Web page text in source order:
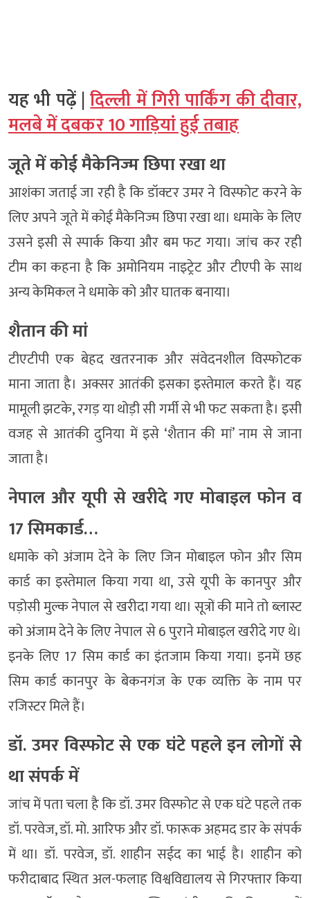
यह भी पढ़ें |दिल्ली में गिरी पार्किंग की दीवार,
मलबे में दबकर 10 गाड़ियां हुई तबाह
जूते में कोई मैकेनिज्म छिपा रखा था
आशंका जताई जा रही है कि डॉक्टर उमर ने विस्फोट करने के
लिए अपने जूते में कोई मैकेनिज्म छिपा रखा था। धमाके के लिए
उसने इसी से स्पार्क किया और बम फट गया। जांच कर रही
टीम का कहना है कि अमोनियम नाइट्रेट और टीएपी के साथ
अन्य केमिकल ने धमाके को और घातक बनाया।
शैतान की मां
टीएटीपी एक बेहद खतरनाक और संवेदनशील विस्फोटक
माना जाता है। अक्सर आतंकी इसका इस्तेमाल करते हैं। यह
मामूली झटके, रगड़ या थोड़ी सी गर्मी से भी फट सकता है। इसी
वजह से आतंकी दुनिया में इसे ‘शैतान की मां’ नाम से जाना
जाता है।
नेपाल और यूपी से खरीदे गए मोबाइल फोन व
17 सिमकार्ड…
धमाके को अंजाम देने के लिए जिन मोबाइल फोन और सिम
कार्ड का इस्तेमाल किया गया था, उसे यूपी के कानपुर और
पड़ोसी मुल्क नेपाल से खरीदा गया था। सूत्रों की माने तो ब्लास्ट
को अंजाम देने के लिए नेपाल से 6 पुराने मोबाइल खरीदे गए थे।
इनके लिए 17 सिम कार्ड का इंतजाम किया गया। इनमें छह
सिम कार्ड कानपुर के बेकनगंज के एक व्यक्ति के नाम पर
रजिस्टर मिले हैं।
डॉ. उमर विस्फोट से एक घंटे पहले इन लोगों से
था संपर्क में
जांच में पता चला है कि डॉ. उमर विस्फोट से एक घंटे पहले तक
डॉ. परवेज, डॉ. मो. आरिफ और डॉ. फारूक अहमद डार के संपर्क
में था। डॉ. परवेज, डॉ. शाहीन सईद का भाई है। शाहीन को
फरीदाबाद स्थित अल-फलाह विश्वविद्यालय से गिरफ्तार किया